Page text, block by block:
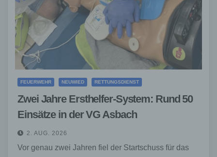
FEUERWEHR NEUWIED RETTUNGSDIENST
Zwei Jahre Ersthelfer-System: Rund 50
Einsätze in der VG Asbach
2. AUG. 2026
Vor genau zwei Jahren fiel der Startschuss für das